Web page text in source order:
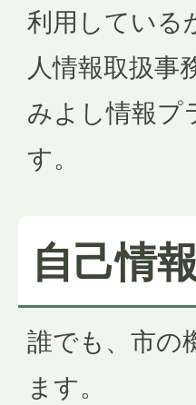
利用している
人情報取扱事
みよし情報プ
す。
自己情
誰でも、市の
ます。